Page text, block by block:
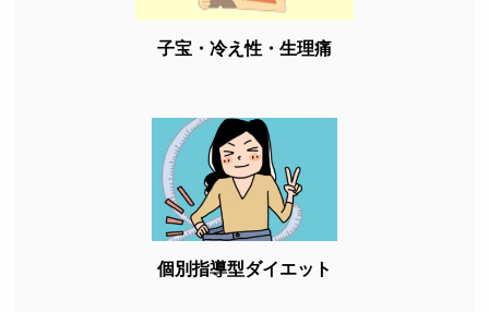
子宝・冷え性・生理痛
個別指導型ダイエット